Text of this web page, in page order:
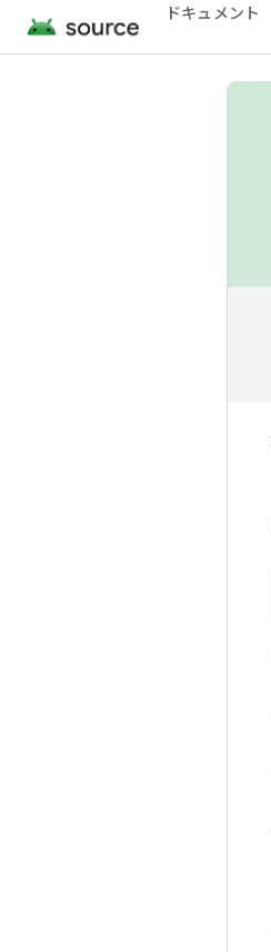
ドキュメント